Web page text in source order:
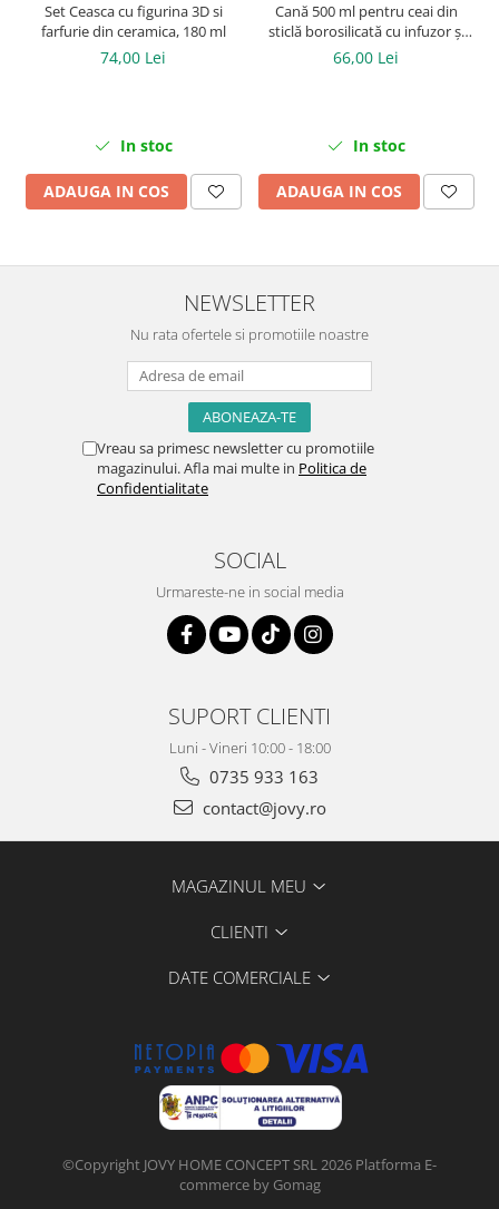
Set Ceasca cu figurina 3D si
farfurie din ceramica, 180 ml
74,00 Lei
In stoc
ADAUGA IN COS
Cană 500 ml pentru ceai din
sticlă borosilicată cu infuzor și
capac
66,00 Lei
In stoc
ADAUGA IN COS
NEWSLETTER
Nu rata ofertele si promotiile noastre
Vreau sa primesc newsletter cu promotiile
magazinului. Afla mai multe in Politica de
Confidentialitate
SOCIAL
Urmareste-ne in social media
SUPORT CLIENTI
Luni - Vineri 10:00 - 18:00
0735 933 163
contact@jovy.ro
MAGAZINUL MEU
CLIENTI
DATE COMERCIALE
©Copyright JOVY HOME CONCEPT SRL 2026 Platforma E-
commerce by Gomag